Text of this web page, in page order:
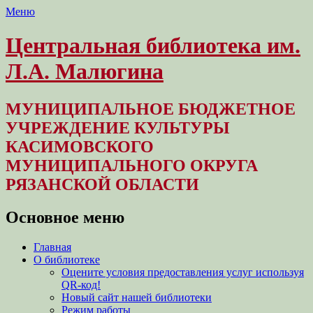
Меню
Центральная библиотека им.
Л.А. Малюгина
МУНИЦИПАЛЬНОЕ БЮДЖЕТНОЕ
УЧРЕЖДЕНИЕ КУЛЬТУРЫ
КАСИМОВСКОГО
МУНИЦИПАЛЬНОГО ОКРУГА
РЯЗАНСКОЙ ОБЛАСТИ
Основное меню
Перейти
содержимому
Главная
О библиотеке
Оцените условия предоставления услуг используя
QR-код!
Новый сайт нашей библиотеки
Режим работы